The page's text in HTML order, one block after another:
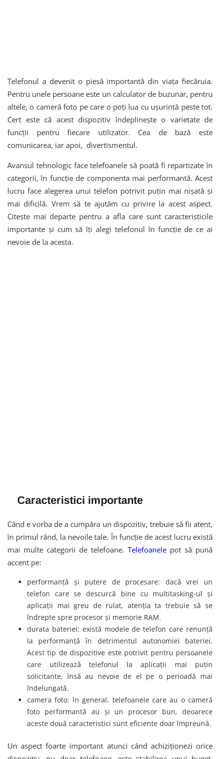
Telefonul a devenit o piesă importantă din viața fiecăruia.
Pentru unele persoane este un calculator de buzunar, pentru
altele, o cameră foto pe care o poți lua cu ușurință peste tot.
Cert este că acest dispozitiv îndeplinește o varietate de
funcții pentru fiecare utilizator. Cea de bază este
comunicarea, iar apoi, divertismentul.
Avansul tehnologic face telefoanele să poată fi repartizate în
categorii, în funcție de componenta mai performantă. Acest
lucru face alegerea unui telefon potrivit puțin mai nișată și
mai dificilă. Vrem să te ajutăm cu privire la acest aspect.
Citește mai departe pentru a afla care sunt caracteristicile
importante și cum să îți alegi telefonul în funcție de ce ai
nevoie de la acesta.
Caracteristici importante
Când e vorba de a cumpăra un dispozitiv, trebuie să fii atent,
în primul rând, la nevoile tale. În funcție de acest lucru există
mai multe categorii de telefoane. Telefoanele pot să pună
accent pe:
performanță și putere de procesare: dacă vrei un
telefon care se descurcă bine cu multitasking-ul și
aplicații mai greu de rulat, atenția ta trebuie să se
îndrepte spre procesor și memorie RAM.
durata bateriei: există modele de telefon care renunță
la performanță în detrimentul autonomiei bateriei.
Acest tip de dispozitive este potrivit pentru persoanele
care utilizează telefonul la aplicații mai puțin
solicitante, însă au nevoie de el pe o perioadă mai
îndelungată.
camera foto: în general, telefoanele care au o cameră
foto performantă au și un procesor bun, deoarece
aceste două caracteristici sunt eficiente doar împreună.
Un aspect foarte important atunci când achiziționezi orice